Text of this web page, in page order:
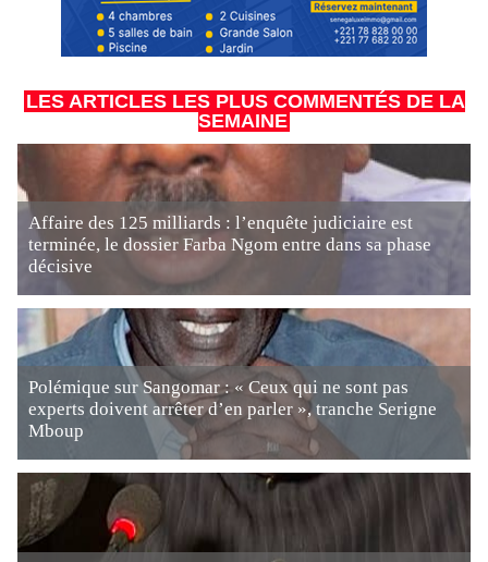
LES ARTICLES LES PLUS COMMENTÉS DE LA
SEMAINE
Affaire des 125 milliards : l’enquête judiciaire est
terminée, le dossier Farba Ngom entre dans sa phase
décisive
Polémique sur Sangomar : « Ceux qui ne sont pas
experts doivent arrêter d’en parler », tranche Serigne
Mboup